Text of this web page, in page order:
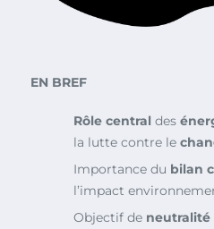
EN BREF
Rôle central des
la lutte contre le
Importance du bilan
l’impact
Objectif de neutralité